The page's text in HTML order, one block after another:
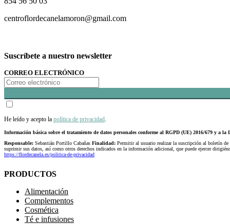
centroflordecanelamoron@gmail.com
Suscríbete a nuestro newsletter
CORREO ELECTRÓNICO
He leído y acepto la política de privacidad
Información básica sobre el tratamiento de datos personales conforme al RGPD (UE) 2016/679 y a la
Responsable: Sebastián Portillo Cabañas Finalidad: Permitir al usuario realizar la suscripción al boletín
suprimir sus datos, así como otros derechos indicados en la información adicional, que puede ejercer
https://flordecanela.es/politica-de-privacidad
PRODUCTOS
Alimentación
Complementos
Cosmética
Té e infusiones